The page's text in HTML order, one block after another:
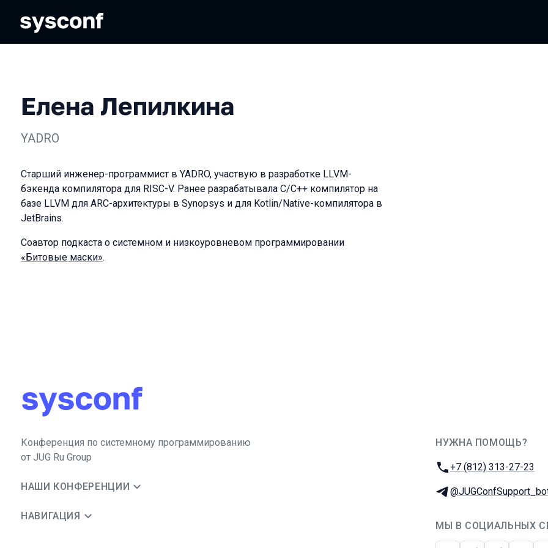
Елена Лепилкина
YADRO
Старший инженер-программист в YADRO, участвую в разработке LLVM-
бэкенда компилятора для RISC-V. Ранее разрабатывала С/С++ компилятор на
базе LLVM для ARC-архитектуры в Synopsys и для Kotlin/Native-компилятора в
JetBrains.
Соавтор подкаста о системном и низкоуровневом программировании
«Битовые маски».
Конференция по системному программированию
от JUG Ru Group
НАШИ КОНФЕРЕНЦИИ
НАВИГАЦИЯ
НУЖНА ПОМОЩЬ?
Телефон:
+7 (812) 313-27-23
Телеграм:
МЫ В СОЦИАЛЬНЫХ